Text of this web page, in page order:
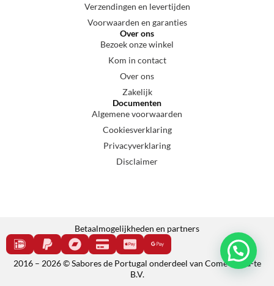
Verzendingen en levertijden
Voorwaarden en garanties
Over ons
Bezoek onze winkel
Kom in contact
Over ons
Zakelijk
Documenten
Algemene voorwaarden
Cookiesverklaring
Privacyverklaring
Disclaimer
Betaalmogelijkheden en partners
2016 – 2026 © Sabores de Portugal onderdeel van Come e cala-te
B.V.